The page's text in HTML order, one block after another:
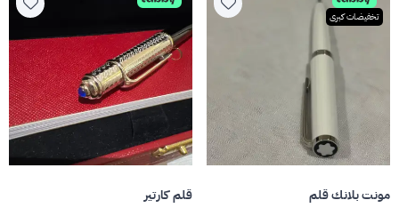
تخفيضات كبرى
مونت بلانك قلم قلم كارتير